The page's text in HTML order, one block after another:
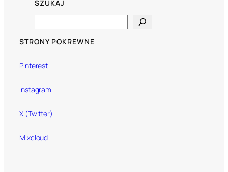
SZUKAJ
STRONY POKREWNE
Pinterest
Instagram
X (Twitter)
Mixcloud